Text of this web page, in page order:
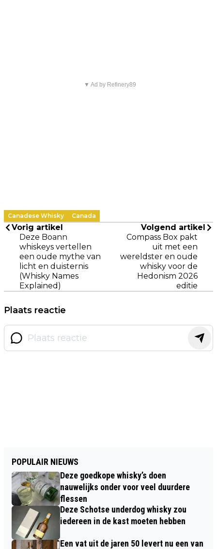
▼ Ad by Refinery89
Canadese Whisky Canada
Vorig artikel
Deze Boann
whiskeys vertellen
een oude mythe van
licht en duisternis
(Whisky Names
Explained)
Volgend artikel
Compass Box pakt
uit met een
wereldster en oude
whisky voor de
Hedonism 2026
editie
Plaats reactie
POPULAIR NIEUWS
Deze goedkope whisky’s doen
nauwelijks onder voor veel duurdere
flessen
Deze Schotse underdog whisky zou
iedereen in de kast moeten hebben
Een vat uit de jaren 50 levert nu een van